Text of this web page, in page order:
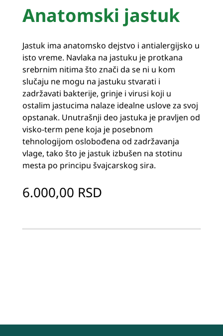
Anatomski jastuk
Jastuk ima anatomsko dejstvo i antialergijsko u
isto vreme. Navlaka na jastuku je protkana
srebrnim nitima što znači da se ni u kom
slučaju ne mogu na jastuku stvarati i
zadržavati bakterije, grinje i virusi koji u
ostalim jastucima nalaze idealne uslove za svoj
opstanak. Unutrašnji deo jastuka je pravljen od
visko-term pene koja je posebnom
tehnologijom oslobođena od zadržavanja
vlage, tako što je jastuk izbušen na stotinu
mesta po principu švajcarskog sira.
6.000,00 RSD